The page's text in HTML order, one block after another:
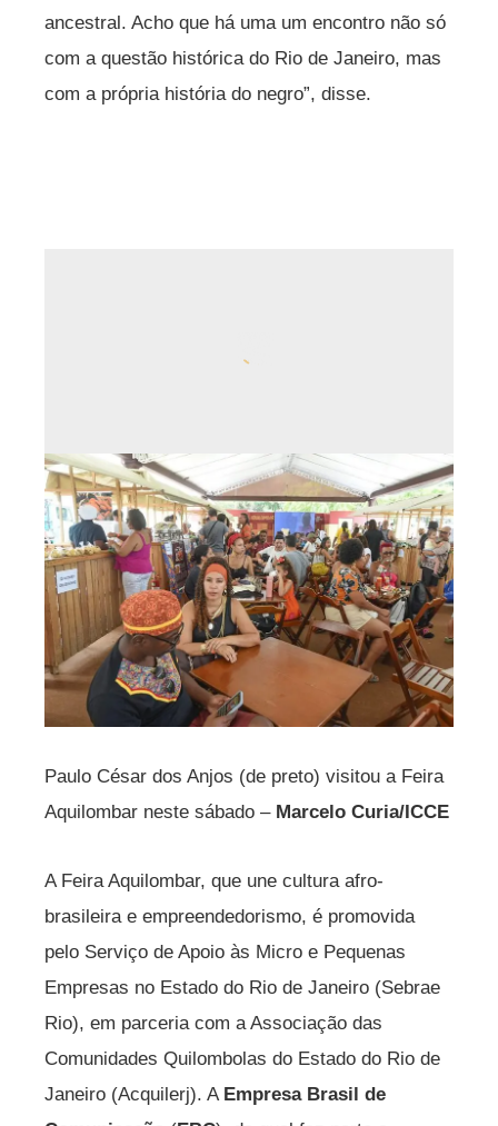
ancestral. Acho que há uma um encontro não só
com a questão histórica do Rio de Janeiro, mas
com a própria história do negro”, disse.
Paulo César dos Anjos (de preto) visitou a Feira
Aquilombar neste sábado – Marcelo Curia/ICCE
A Feira Aquilombar, que une cultura afro-
brasileira e empreendedorismo, é promovida
pelo Serviço de Apoio às Micro e Pequenas
Empresas no Estado do Rio de Janeiro (Sebrae
Rio), em parceria com a Associação das
Comunidades Quilombolas do Estado do Rio de
Janeiro (Acquilerj). A Empresa Brasil de